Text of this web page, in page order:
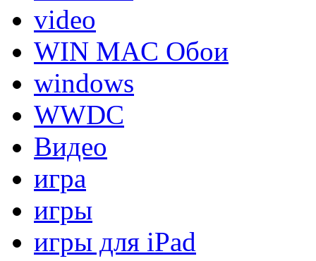
video
WIN MAC Обои
windows
WWDC
Видео
игра
игры
игры для iPad